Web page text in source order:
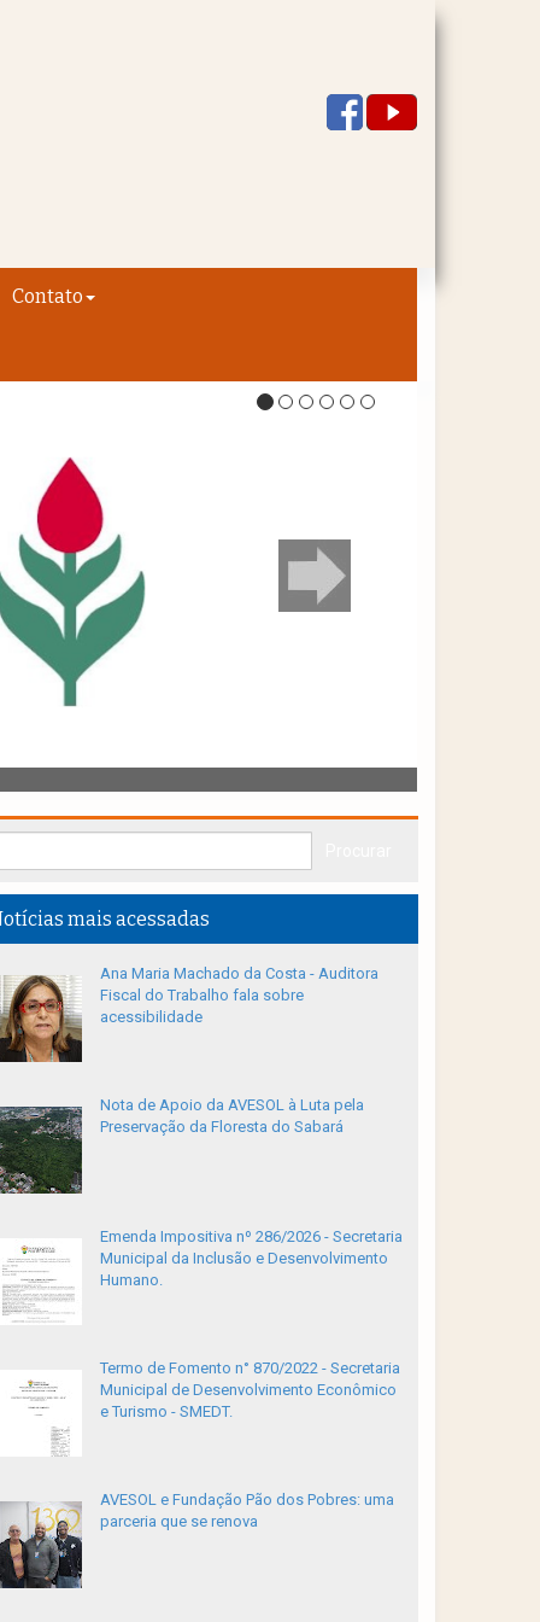
Contato
mais acessadas
Ana Maria Machado da Costa - Auditora
Fiscal do Trabalho fala sobre
acessibilidade
Nota de Apoio da AVESOL à Luta pela
Preservação da Floresta do Sabará
Emenda Impositiva nº 286/2026 - Secretaria
Municipal da Inclusão e Desenvolvimento
Humano.
Termo de Fomento n° 870/2022 - Secretaria
Municipal de Desenvolvimento Econômico
e Turismo - SMEDT.
AVESOL e Fundação Pão dos Pobres: uma
parceria que se renova